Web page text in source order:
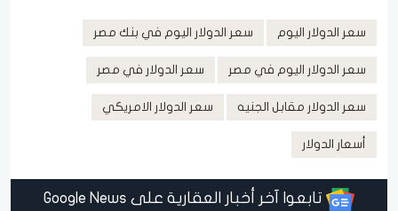
سعر الدولار اليوم سعر الدولار اليوم في بنك مصر
سعر الدولار اليوم في مصر سعر الدولار في مصر
سعر الدولار مقابل الجنيه سعر الدولار الامريكي
أسعار الدولار
تابعوا آخر أخبار العقارية على Google News